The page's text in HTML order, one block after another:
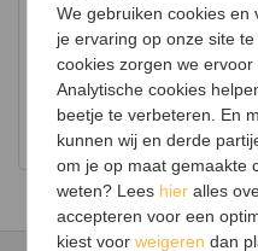
Stuur een e-mail
Stuur een
038 376 9331
We gebruiken cookies en
je ervaring op onze site
cookies zorgen we ervoor
Analytische cookies
beetje te verbeteren. En
kunnen wij en derde
om je op maat gemaakte
weten? Lees hier alles
accepteren voor een
kiest voorweigeren dan